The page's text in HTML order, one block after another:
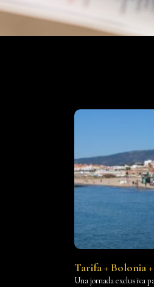
Tarifa + Bolonia
Una jornada exclusiva